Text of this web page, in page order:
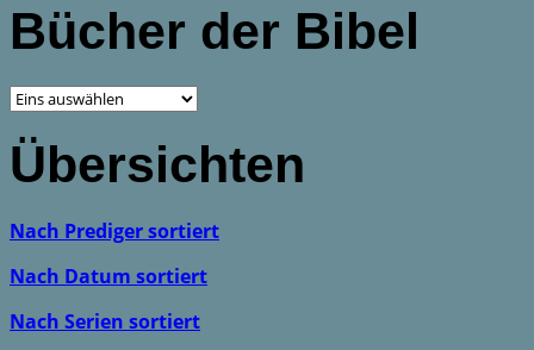
Bücher der Bibel
Übersichten
Nach Prediger sortiert
Nach Datum sortiert
Nach Serien sortiert